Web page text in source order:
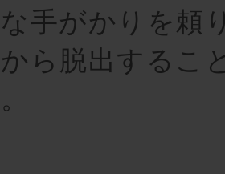
手がかりを頼
ら脱出するこ